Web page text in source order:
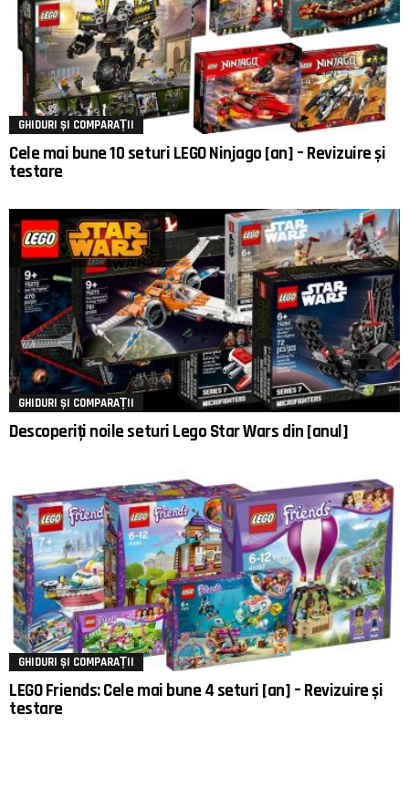
GHIDURI ȘI COMPARAȚII
Cele mai bune 10 seturi LEGO Ninjago [an] – Revizuire și
testare
GHIDURI ȘI COMPARAȚII
Descoperiți noile seturi Lego Star Wars din [anul]
GHIDURI ȘI COMPARAȚII
LEGO Friends: Cele mai bune 4 seturi [an] – Revizuire și
testare